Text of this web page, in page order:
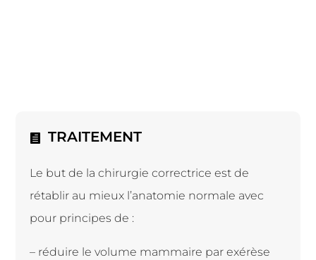
TRAITEMENT
Le but de la chirurgie correctrice est de
rétablir au mieux l’anatomie normale avec
pour principes de :
– réduire le volume mammaire par exérèse